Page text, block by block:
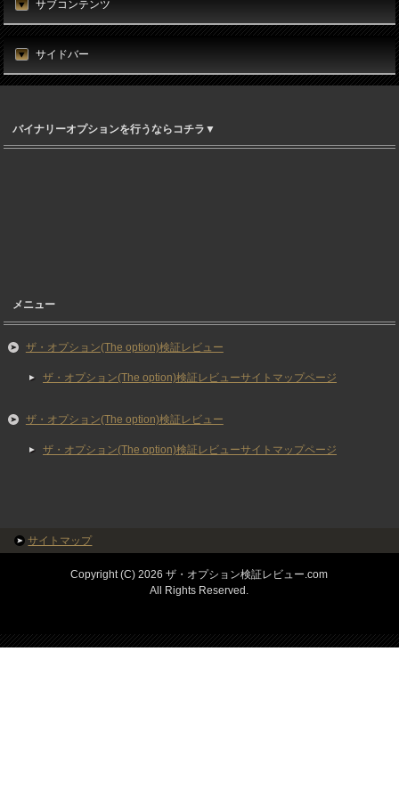
サブコンテンツ
サイドバー
バイナリーオプションを行うならコチラ▼
メニュー
ザ・オプション(The option)検証レビュー
ザ・オプション(The option)検証レビューサイトマップページ
ザ・オプション(The option)検証レビュー
ザ・オプション(The option)検証レビューサイトマップページ
サイトマップ
Copyright (C) 2026 ザ・オプション検証レビュー.com
All Rights Reserved.